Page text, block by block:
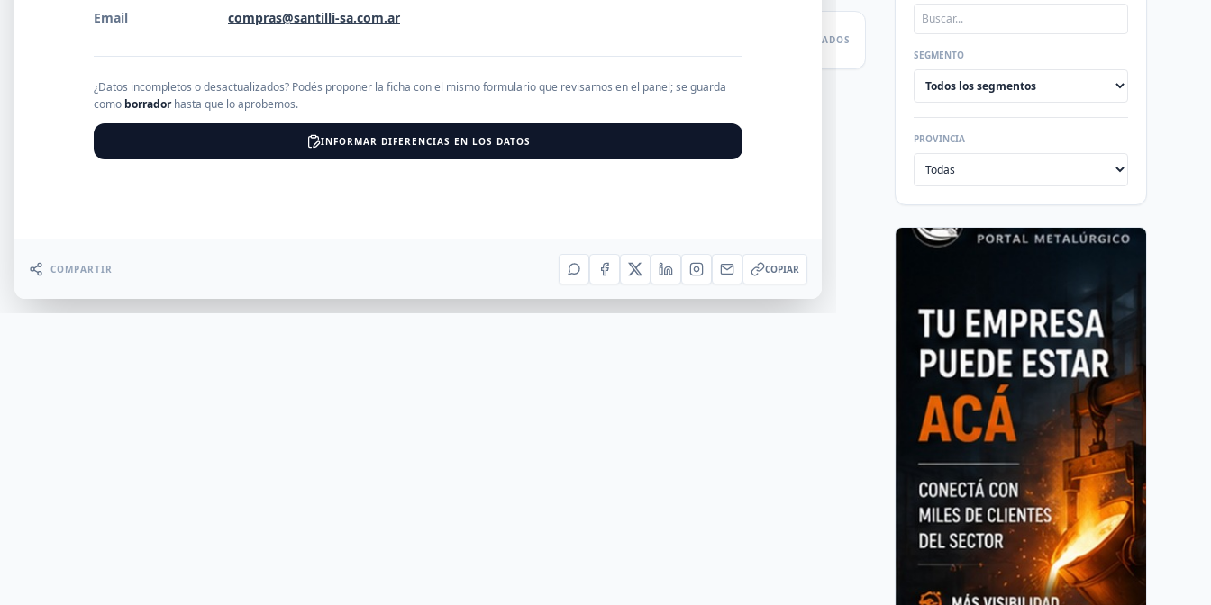
RESULTADOS
SEGMENTO
PROVINCIA
Email
compras@santilli-sa.com.ar
¿Datos incompletos o desactualizados? Podés proponer la ficha con el mismo formulario que revisamos en el panel; se guarda
como borradorhasta que lo aprobemos.
INFORMAR DIFERENCIAS EN LOS DATOS
COMPARTIR COPIAR